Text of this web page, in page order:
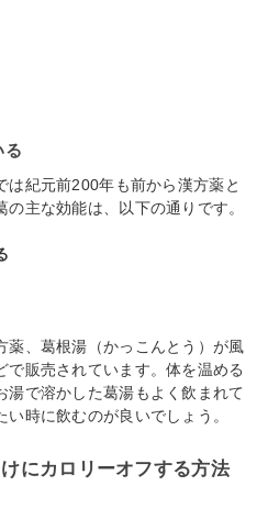
る
は紀元前200年も前から漢方薬と
主な効能は、以下の通りです。
薬、葛根湯（かっこんとう）が風
で販売されています。体を温める
湯で溶かした葛湯もよく飲まれて
時に飲むのが良いでしょう。
にカロリーオフする方法